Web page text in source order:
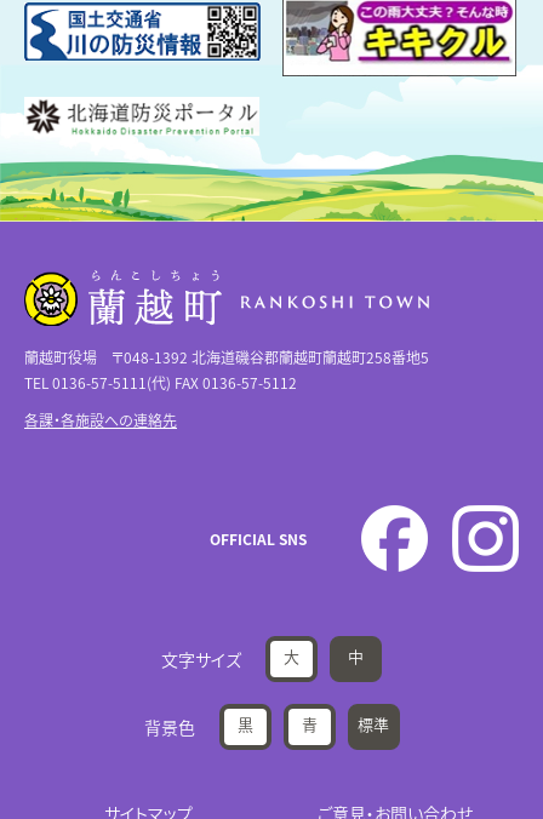
蘭越町役場 〒048-1392 北海道磯谷郡蘭越町蘭越町258番地5
TEL 0136-57-5111(代) FAX 0136-57-5112
各課・各施設への連絡先
OFFICIAL SNS
文字サイズ 大 中
背景色 黒 青 標準
サイトマップ ご意見・お問い合わせ